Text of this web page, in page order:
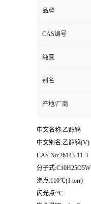
品牌
CAS编号
纯度
别名
产地/厂商
中文名称:乙醇钨
中文别名:乙醇钨(V)
CAS No:26143-11-3
分子式:C10H25O5W
沸点:110℃(1 torr)
闪光点:°C